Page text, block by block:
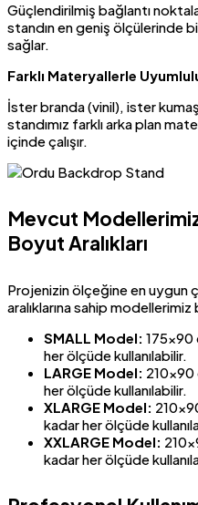
Güçlendirilmiş bağlantı
standın en geniş ölçülerinde
sağlar.
Farklı Materyallerle
İster branda (vinil), ister
standımız farklı arka plan
içinde çalışır.
Mevcut
Boyut Aralıkları
Projenizin ölçeğine en uygun
aralıklarına sahip
SMALL Model: 175×90
her ölçüde kullanılabilir.
LARGE Model: 210×90
her ölçüde kullanılabilir.
XLARGE Model:
kadar her ölçüde
XXLARGE Model:
kadar her ölçüde